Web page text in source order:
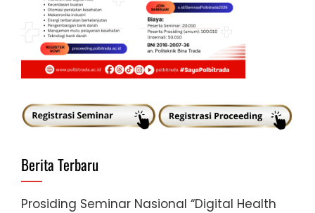
Berita Terbaru
Prosiding Seminar Nasional “Digital Health